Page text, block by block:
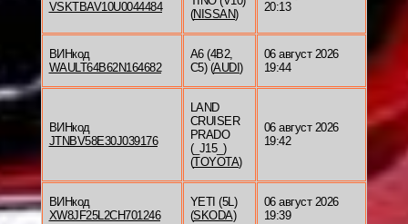
VSKTBAV10U0044484
(NISSAN)
20:13
ВИНкод
WAULT64B62N164682
A6 (4B2,
C5) (AUDI )
06 август 2026
19:44
ВИНкод
JTNBV58E30J039176
LAND
CRUISER
PRADO
(_J15_)
(TOYOTA)
06 август 2026
19:42
ВИНкод
XW8JF25L2CH701246
YETI (5L)
(SKODA)
06 август 2026
19:39